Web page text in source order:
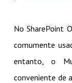
No SharePoint
comumente
entanto, o
conveniente de